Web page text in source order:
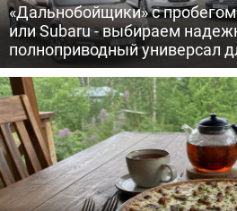
«Дальнобойщики» с
или Subaru - выбираем
полноприводный универсал